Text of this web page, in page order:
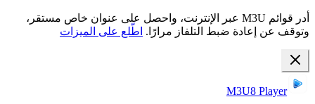
أدر قوائم M3U عبر الإنترنت، واحصل على عنوان خاص مستقر،
وتوقف عن إعادة ضبط التلفاز مرارًا. اطّلع على الميزات
M3U8 Player